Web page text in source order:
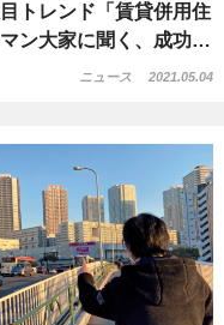
トレンド「賃貸併用住
ン大家に聞く、成功…
ニュース 2021.05.04